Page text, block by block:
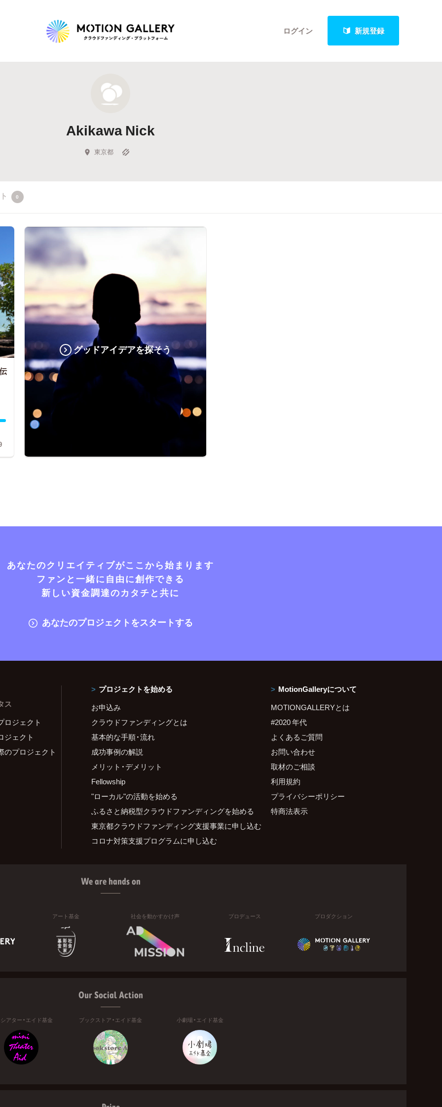
ログイン 新規登録
新着プロジェクト
Feature
キュレーターから探す
Akikawa Nick
東京都
0
グッドアイデアを探そう
あなたのクリエイティブがここから始まります
ファンと一緒に自由に創作できる
新しい資金調達のカタチと共に
あなたのプロジェクトをスタートする
ス
ロジェクト
ジェクト
のプロジェクト
プロジェクトを始める
お申込み
クラウドファンディングとは
基本的な手順・流れ
成功事例の解説
メリット・デメリット
Fellowship
"ローカル"の活動を始める
ふるさと納税型クラウドファンディングを始める
東京都クラウドファンディング支援事業に申し込む
コロナ対策支援プログラムに申し込む
MotionGalleryについて
MOTIONGALLERYとは
#2020 年代
よくあるご質問
お問い合わせ
取材のご相談
利用規約
プライバシーポリシー
特商法表示
We are hands on
アート基金 社会を動かすかけ声 プロデュース プロダクション
Our Social Action
アター・エイド基金 ブックストア・エイド基金 小劇場・エイド基金